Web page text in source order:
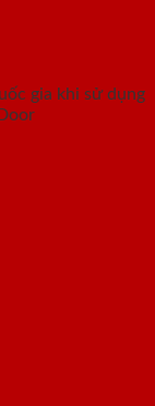
gia khi sử dụng